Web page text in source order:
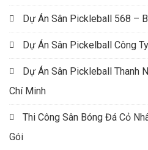
Dự Án Sân Pickleball 568 –
Dự Án Sân Pickelball Công
Dự Án Sân Pickleball Thanh
Chí Minh
Thi Công Sân Bóng Đá Cỏ
Gói